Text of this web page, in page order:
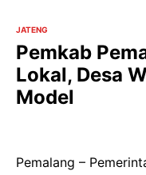
JATENG
Pemkab
Lokal, Desa
Model
Pemalang –